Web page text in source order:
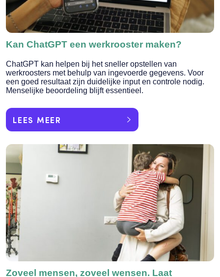
Kan ChatGPT een werkrooster maken?
ChatGPT kan helpen bij het sneller opstellen van
werkroosters met behulp van ingevoerde gegevens. Voor
een goed resultaat zijn duidelijke input en controle nodig.
Menselijke beoordeling blijft essentieel.
LEES MEER
Zoveel mensen, zoveel wensen. Laat